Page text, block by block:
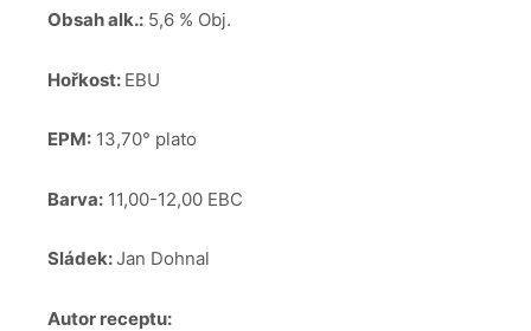
Obsah alk.: 5,6 % Obj.
Hořkost: EBU
EPM: 13,70° plato
Barva: 11,00-12,00 EBC
Sládek:Jan Dohnal
Autor receptu: